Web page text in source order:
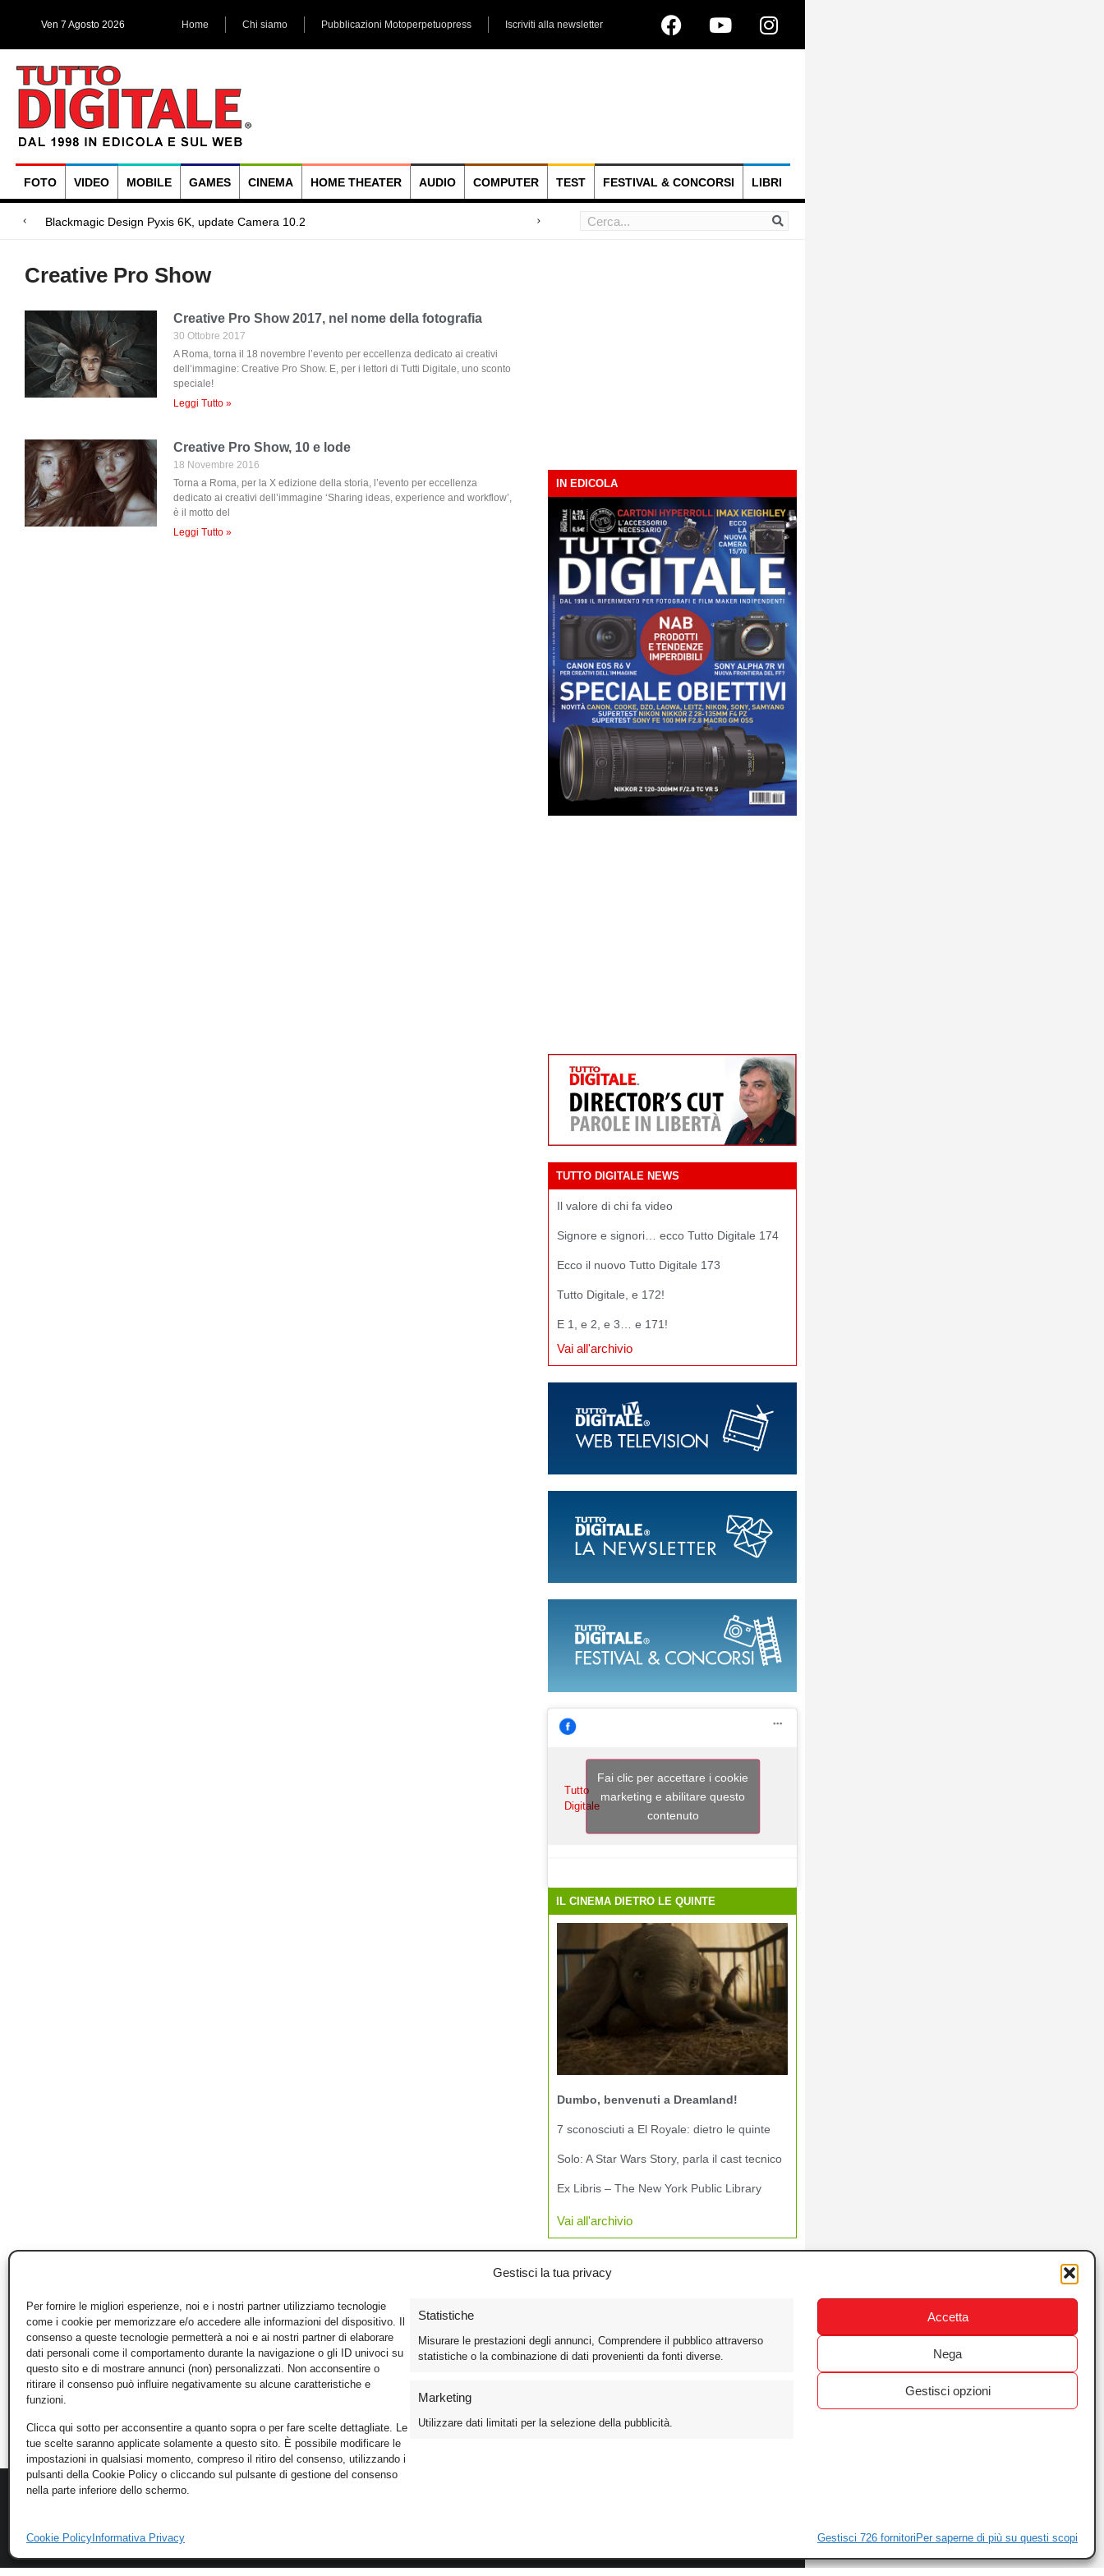
Gestisci la tua privacy
Per fornire le migliori esperienze, noi e i nostri partner utilizziamo tecnologie
come i cookie per memorizzare e/o accedere alle informazioni del dispositivo. Il
consenso a queste tecnologie permetterà a noi e ai nostri partner di elaborare
dati personali come il comportamento durante la navigazione o gli ID univoci su
questo sito e di mostrare annunci (non) personalizzati. Non acconsentire o
ritirare il consenso può influire negativamente su alcune caratteristiche e
funzioni.
Clicca qui sotto per acconsentire a quanto sopra o per fare scelte dettagliate. Le
tue scelte saranno applicate solamente a questo sito. È possibile modificare le
impostazioni in qualsiasi momento, compreso il ritiro del consenso, utilizzando i
pulsanti della Cookie Policy o cliccando sul pulsante di gestione del consenso
nella parte inferiore dello schermo.
Statistiche
Misurare le prestazioni degli annunci, Comprendere il pubblico attraverso
statistiche o la combinazione di dati provenienti da fonti diverse.
Marketing
Utilizzare dati limitati per la selezione della pubblicità.
Gestisci 726 fornitori Per saperne di più su questi scopi
Accetta
Nega
Gestisci opzioni
Cookie Policy Informativa Privacy
Ven 7 Agosto 2026 Home Chi siamo Pubblicazioni Motoperpetuopress Iscriviti alla newsletter
FOTO VIDEO MOBILE GAMES CINEMA HOME THEATER AUDIO COMPUTER TEST FESTIVAL & CONCORSI LIBRI
Megadap M2RF,
Blackmagic Design UltraStudio Express 3G, due accessori ad hoc
Arri Rental, evoluzioni in arrivo
Creative Pro Show
Creative Pro Show 2017, nel nome della fotografia
30 Ottobre 2017
A Roma, torna il 18 novembre l’evento per eccellenza dedicato ai creativi
dell’immagine: Creative Pro Show. E, per i lettori di Tutti Digitale, uno sconto
speciale!
Leggi Tutto »
Creative Pro Show, 10 e lode
18 Novembre 2016
Torna a Roma, per la X edizione della storia, l’evento per eccellenza
dedicato ai creativi dell’immagine ‘Sharing ideas, experience and workflow’,
è il motto del
Leggi Tutto »
IN EDICOLA
TUTTO DIGITALE NEWS
Il valore di chi fa video
Signore e signori… ecco Tutto Digitale 174
Ecco il nuovo Tutto Digitale 173
Tutto Digitale, e 172!
E 1, e 2, e 3… e 171!
Vai all'archivio
Tutto
Digitale
Fai clic per accettare i cookie
marketing e abilitare questo
contenuto
IL CINEMA DIETRO LE QUINTE
Dumbo, benvenuti a Dreamland!
7 sconosciuti a El Royale: dietro le quinte
Solo: A Star Wars Story, parla il cast tecnico
Ex Libris – The New York Public Library
Vai all'archivio